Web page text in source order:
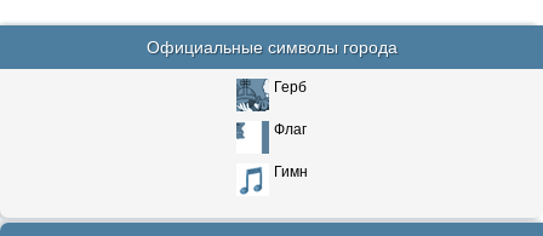
Официальные символы города
Герб
Флаг
Гимн